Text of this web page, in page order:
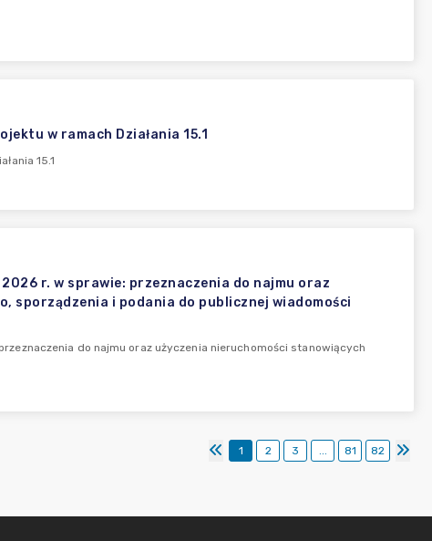
w ramach Działania 15.1
15.1
r. w sprawie: przeznaczenia do najmu oraz
sporządzenia i podania do publicznej wiadomości
do najmu oraz użyczenia nieruchomości stanowiących
1 2 3 ... 81 82